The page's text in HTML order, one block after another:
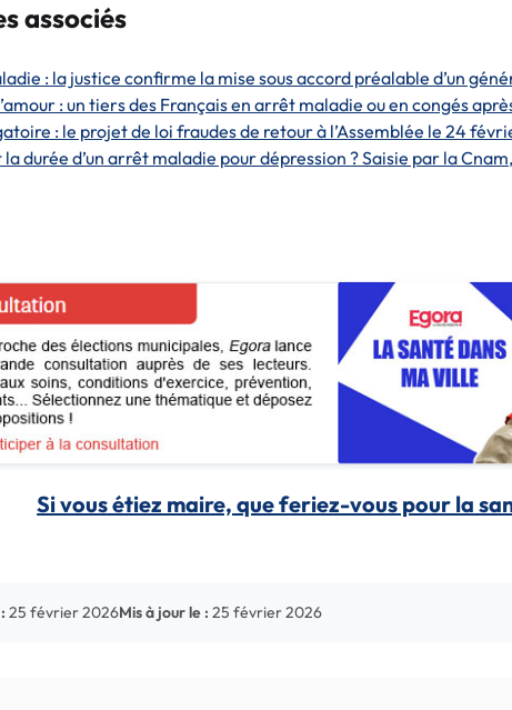
associés
: la justice confirme la mise sous accord préalable d’un
: un tiers des Français en arrêt maladie ou en congés
: le projet de loi fraudes de retour à l’Assemblée le 24
durée d’un arrêt maladie pour dépression ? Saisie par la
Si vous étiez maire, que feriez-vous pour la
25 février 2026Mis à jour le : 25 février 2026